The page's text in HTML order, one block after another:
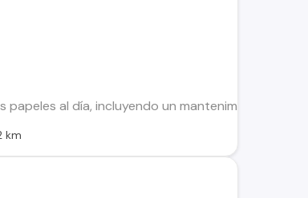
al día, incluyendo un mantenimiento
km